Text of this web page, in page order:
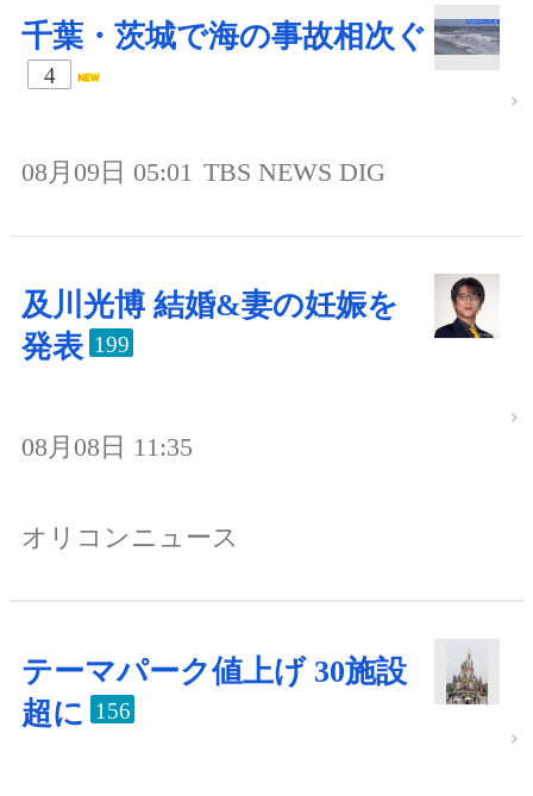
千葉・茨城で海の事故相次ぐ
4
08月09日 05:01 TBS NEWS DIG
及川光博 結婚&妻の妊娠を
発表 199
08月08日 11:35
オリコンニュース
テーマパーク値上げ 30施設
超に 156